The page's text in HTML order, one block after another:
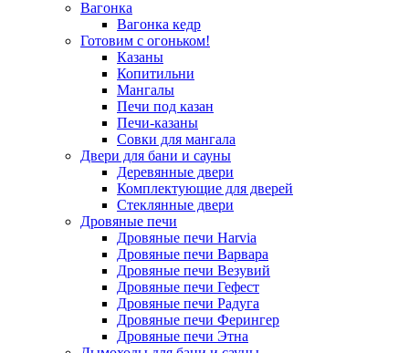
Вагонка
Вагонка кедр
Готовим с огоньком!
Казаны
Копитильни
Мангалы
Печи под казан
Печи-казаны
Совки для мангала
Двери для бани и сауны
Деревянные двери
Комплектующие для дверей
Стеклянные двери
Дровяные печи
Дровяные печи Harvia
Дровяные печи Варвара
Дровяные печи Везувий
Дровяные печи Гефест
Дровяные печи Радуга
Дровяные печи Ферингер
Дровяные печи Этна